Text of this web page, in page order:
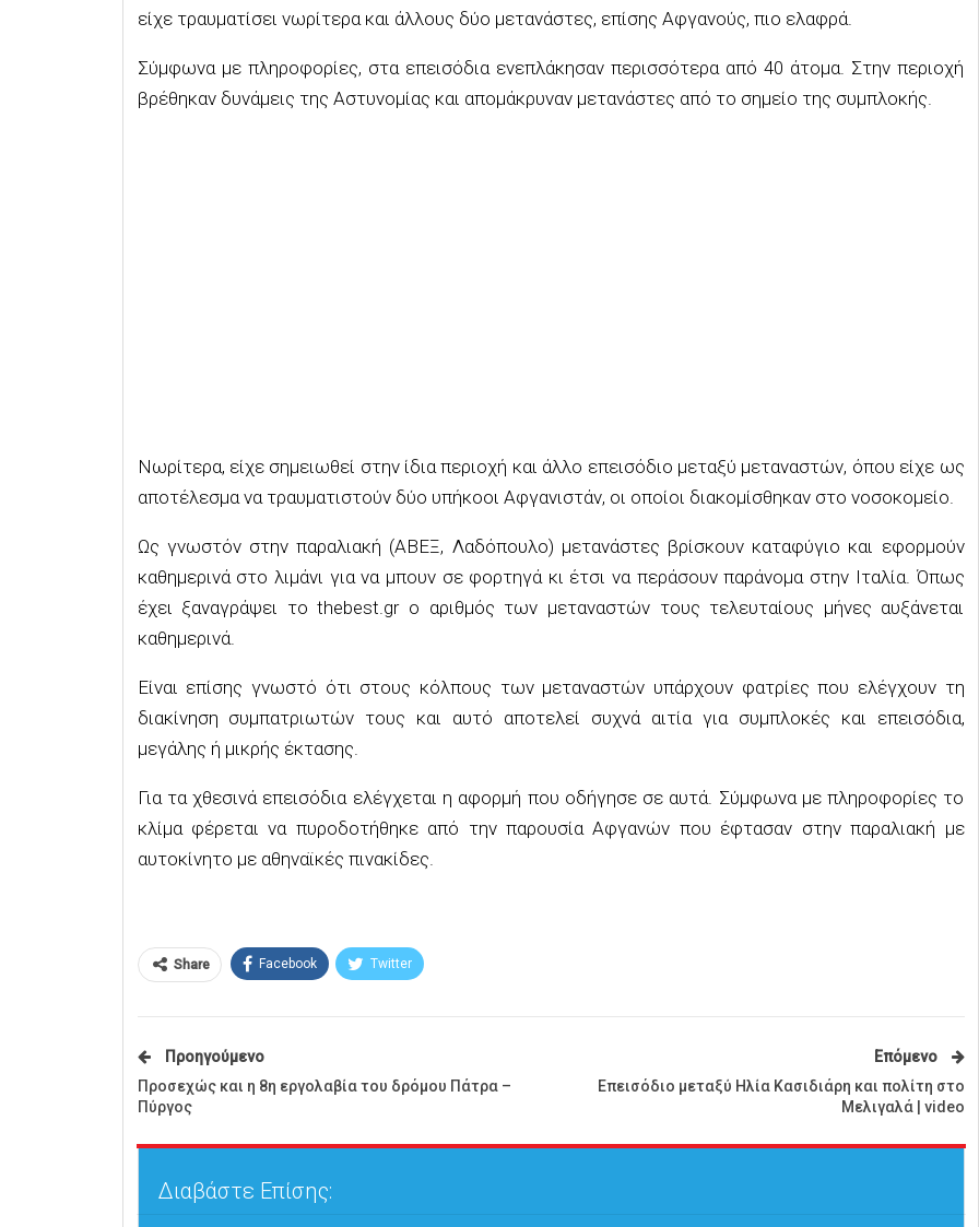
είχε τραυματίσει νωρίτερα και άλλους δύο μετανάστες, επίσης Αφγανούς, πιο ελαφρά.
Σύμφωνα με πληροφορίες, στα επεισόδια ενεπλάκησαν περισσότερα από 40 άτομα. Στην περιοχή
βρέθηκαν δυνάμεις της Αστυνομίας και απομάκρυναν μετανάστες από το σημείο της συμπλοκής.
Νωρίτερα, είχε σημειωθεί στην ίδια περιοχή και άλλο επεισόδιο μεταξύ μεταναστών, όπου είχε ως
αποτέλεσμα να τραυματιστούν δύο υπήκοοι Αφγανιστάν, οι οποίοι διακομίσθηκαν στο νοσοκομείο.
Ως γνωστόν στην παραλιακή (ΑΒΕΞ, Λαδόπουλο) μετανάστες βρίσκουν καταφύγιο και εφορμούν
καθημερινά στο λιμάνι για να μπουν σε φορτηγά κι έτσι να περάσουν παράνομα στην Ιταλία. Όπως
έχει ξαναγράψει το thebest.gr ο αριθμός των μεταναστών τους τελευταίους μήνες αυξάνεται
καθημερινά.
Είναι επίσης γνωστό ότι στους κόλπους των μεταναστών υπάρχουν φατρίες που ελέγχουν τη
διακίνηση συμπατριωτών τους και αυτό αποτελεί συχνά αιτία για συμπλοκές και επεισόδια,
μεγάλης ή μικρής έκτασης.
Για τα χθεσινά επεισόδια ελέγχεται η αφορμή που οδήγησε σε αυτά. Σύμφωνα με πληροφορίες το
κλίμα φέρεται να πυροδοτήθηκε από την παρουσία Αφγανών που έφτασαν στην παραλιακή με
αυτοκίνητο με αθηναϊκές πινακίδες.
Share Facebook Twitter
Προηγούμενο
Προσεχώς και η 8η εργολαβία του δρόμου Πάτρα –
Πύργος
Επόμενο
Επεισόδιο μεταξύ Ηλία Κασιδιάρη και πολίτη στο
Μελιγαλά | video
Διαβάστε Επίσης: